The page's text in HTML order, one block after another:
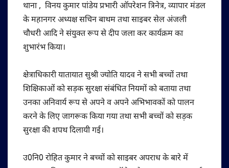
थाना , विनय कुमार पांडेय प्रभारी ऑपरेशन त्रिनेत्र, व्यापार मंडल
के महानगर अध्यक्ष सचिन बाथम तथा साइबर सेल अंजली
चौधरी आदि ने संयुक्त रूप से दीप जला कर कार्यक्रम का
शुभारंभ किया।
क्षेत्राधिकारी यातायात सुश्री ज्योति यादव ने सभी बच्चों तथा
शिक्षिकाओं को सड़क सुरक्षा संबंधित नियमों को बताया तथा
उनका अनिवार्य रूप से अपने व अपने अभिभावकों को पालन
करने के लिए जागरूक किया गया तथा सभी बच्चों को सड़क
सुरक्षा की शपथ दिलायी गई।
उ0नि0 रोहित कुमार ने बच्चों को साइबर अपराध के बारे में